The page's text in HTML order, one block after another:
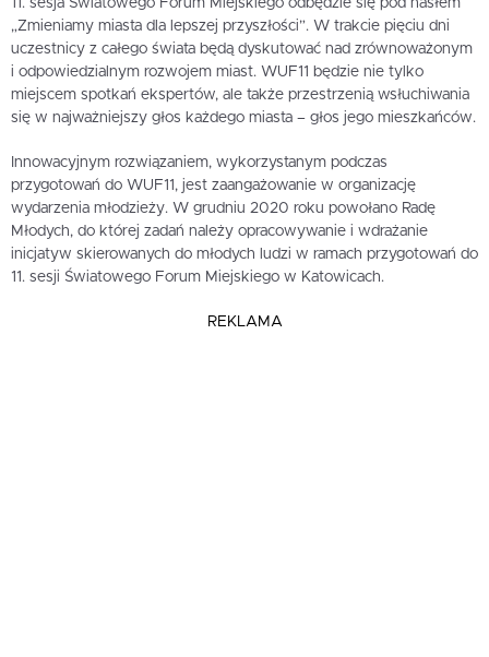
„Zmieniamy miasta dla lepszej przyszłości”. W trakcie pięciu dni
uczestnicy z całego świata będą dyskutować nad zrównoważonym
i odpowiedzialnym rozwojem miast. WUF11 będzie nie tylko
miejscem spotkań ekspertów, ale także przestrzenią wsłuchiwania
się w najważniejszy głos każdego miasta – głos jego mieszkańców.
Innowacyjnym rozwiązaniem, wykorzystanym podczas
przygotowań do WUF11, jest zaangażowanie w organizację
wydarzenia młodzieży. W grudniu 2020 roku powołano Radę
Młodych, do której zadań należy opracowywanie i wdrażanie
inicjatyw skierowanych do młodych ludzi w ramach przygotowań do
11. sesji Światowego Forum Miejskiego w Katowicach.
REKLAMA